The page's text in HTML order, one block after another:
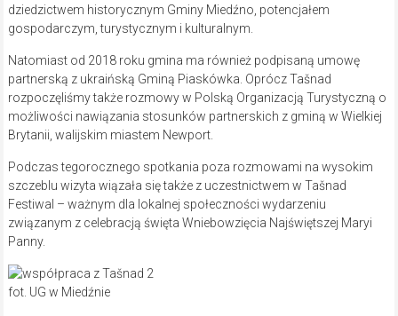
dziedzictwem historycznym Gminy Miedźno, potencjałem
gospodarczym, turystycznym i kulturalnym.
Natomiast od 2018 roku gmina ma również podpisaną umowę
partnerską z ukraińską Gminą Piaskówka. Oprócz Tašnad
rozpoczęliśmy także rozmowy w Polską Organizacją Turystyczną o
możliwości nawiązania stosunków partnerskich z gminą w Wielkiej
Brytanii, walijskim miastem Newport.
Podczas tegorocznego spotkania poza rozmowami na wysokim
szczeblu wizyta wiązała się także z uczestnictwem w Tašnad
Festiwal – ważnym dla lokalnej społeczności wydarzeniu
związanym z celebracją święta Wniebowzięcia Najświętszej Maryi
Panny.
fot. UG w Miedźnie